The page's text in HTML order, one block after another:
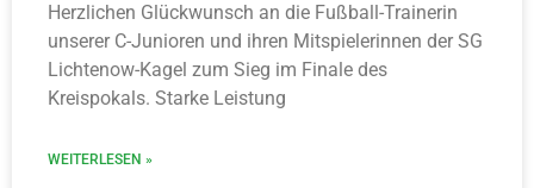
Herzlichen Glückwunsch an die Fußball-Trainerin
unserer C-Junioren und ihren Mitspielerinnen der SG
Lichtenow-Kagel zum Sieg im Finale des
Kreispokals. Starke Leistung
WEITERLESEN »